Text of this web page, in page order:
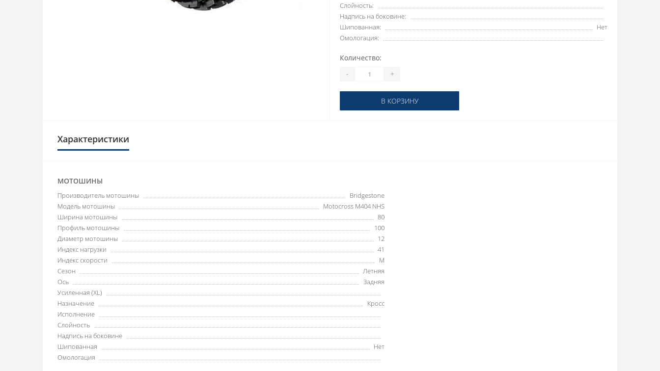
Слойность:
Надпись на боковине:
Шипованная:
Нет
Омологация:
Количество:
- +
В КОРЗИНУ
Характеристики
МОТОШИНЫ
Производитель мотошины
Bridgestone
Модель мотошины
Motocross M404 NHS
Ширина мотошины
80
Профиль мотошины
100
Диаметр мотошины
12
Индекс нагрузки
41
Индекс скорости
M
Сезон
Летняя
Ось
Задняя
Усиленная (XL)
Назначение
Кросс
Исполнение
Слойность
Надпись на боковине
Шипованная
Нет
Омологация